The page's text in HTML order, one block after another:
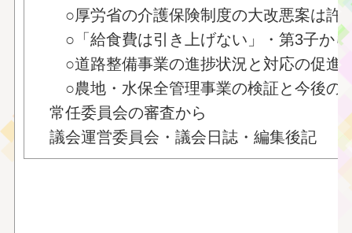
○厚労省の介護保険制度の大改悪案は許
○「給食費は引き上げない」・第3子から
○道路整備事業の進捗状況と対応の促進
○農地・水保全管理事業の検証と今後の
常任委員会の審査から
議会運営委員会・議会日誌・編集後記